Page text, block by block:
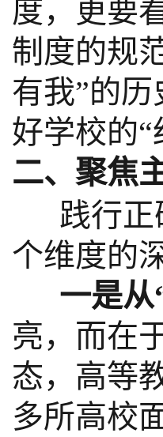
度，更要
制度的规
有我”的
好学校的“
二、聚焦
践行正
个维度的
一是从“
亮，而在
态，高等
多所高校